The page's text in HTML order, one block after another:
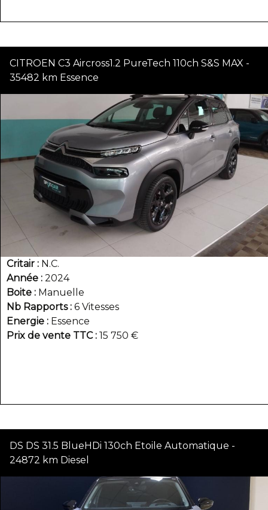
CITROEN C3 Aircross1.2 PureTech 110ch S&S MAX -
35482 km Essence
Critair
N.C.
Année 2024
Boite
Manuelle
Nb Rapports 6 Vitesses
Energie
Essence
Prix de vente TTC 15 750 €
DS DS 31.5 BlueHDi 130ch Etoile Automatique -
24872 km Diesel